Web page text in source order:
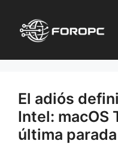
contenido
El adiós
Intel: macOS
última parada